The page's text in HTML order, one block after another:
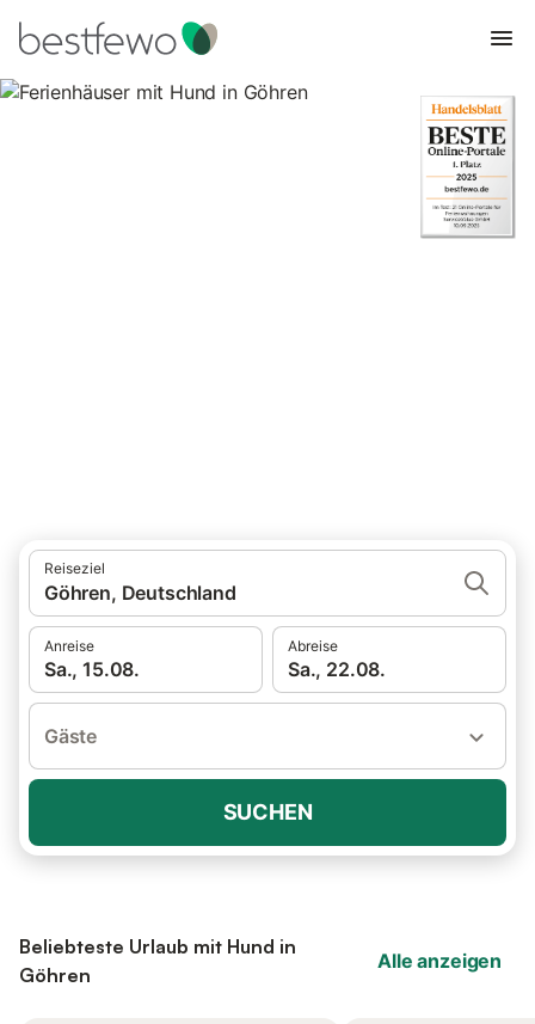
Reiseziel
Göhren, Deutschland
Anreise
Sa., 15.08.
Abreise
Sa., 22.08.
Gäste
SUCHEN
Beliebteste Urlaub mit Hund in
Göhren
Alle anzeigen